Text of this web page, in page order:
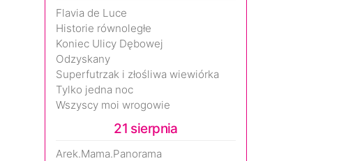
Flavia de Luce
Historie równoległe
Koniec Ulicy Dębowej
Odzyskany
Superfutrzak i złośliwa wiewiórka
Tylko jedna noc
Wszyscy moi wrogowie
21 sierpnia
Arek.Mama.Panorama